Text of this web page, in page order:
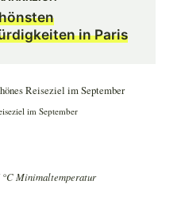
in Paris
im September
°C Minimaltemperatur